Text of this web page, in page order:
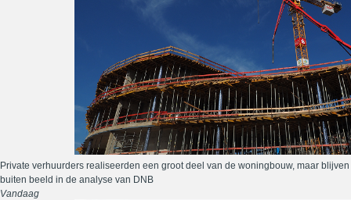
Private verhuurders realiseerden een groot deel van de woningbouw, maar blijven
buiten beeld in de analyse van DNB
Vandaag